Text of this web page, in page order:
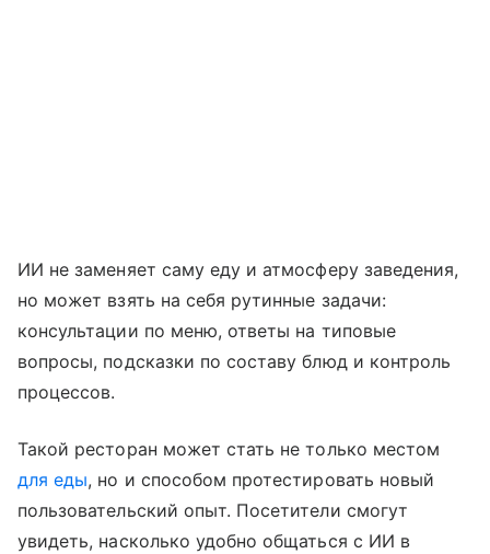
ИИ не заменяет саму еду и атмосферу заведения,
но может взять на себя рутинные задачи:
консультации по меню, ответы на типовые
вопросы, подсказки по составу блюд и контроль
процессов.
Такой ресторан может стать не только местом
для еды, но и способом протестировать новый
пользовательский опыт. Посетители смогут
увидеть, насколько удобно общаться с ИИ в